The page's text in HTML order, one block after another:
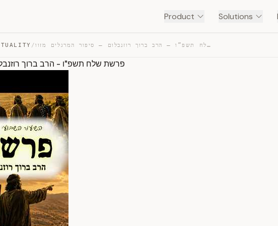
Product Solutions
/ פרשת שלח תשפ”ו – הרב ברוך רוזנבלום – סיפור המרגלים מזוו… — TRANSCRIPT
פרשת שלח תשפ"ו - הרב ברוך